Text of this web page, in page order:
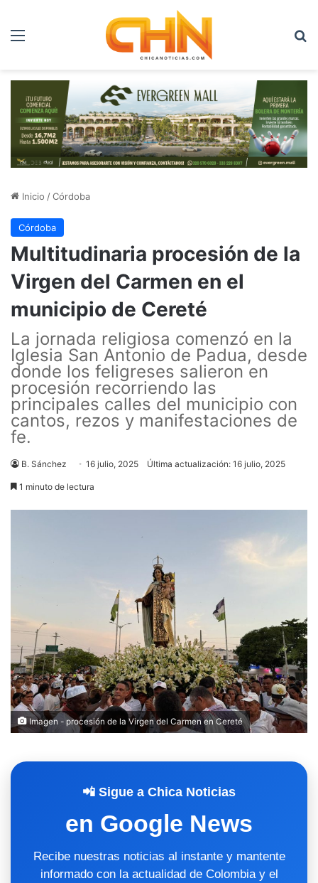
Menú
Inicio /Córdoba
Córdoba
Multitudinaria procesión de la
Virgen del Carmen en el
municipio de Cereté
La jornada religiosa comenzó en la
Iglesia San Antonio de Padua, desde
donde los feligreses salieron en
procesión recorriendo las
principales calles del municipio con
cantos, rezos y manifestaciones de
fe.
B. Sánchez 16 julio, 2025 Última actualización: 16 julio, 2025
1 minuto de lectura
Imagen - procesión de la Virgen del Carmen en Cereté
📲 Sigue a Chica Noticias
en Google News
Recibe nuestras noticias al instante y mantente
informado con la actualidad de Colombia y el